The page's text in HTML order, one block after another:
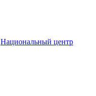
Национальный центр